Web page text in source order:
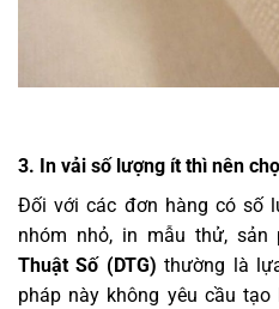
3. In vải số lượng ít thì nên
Đối với các đơn hàng có số
nhóm nhỏ, in mẫu thử, sản
Thuật Số (DTG) thường là
pháp này không yêu cầu